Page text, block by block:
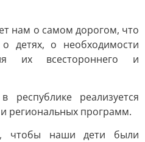
нам о самом дорогом, что
детях, о необходимости
их всестороннего и
республике реализуется
региональных программ.
чтобы наши дети были